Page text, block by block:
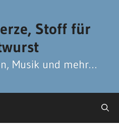
Stoff für
Musik und mehr…